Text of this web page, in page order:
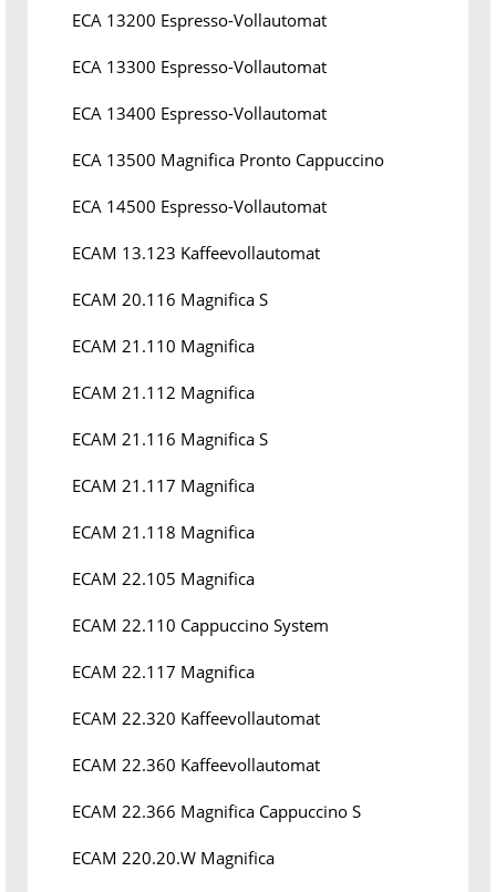
ECA 13200 Espresso-Vollautomat
ECA 13300 Espresso-Vollautomat
ECA 13400 Espresso-Vollautomat
ECA 13500 Magnifica Pronto Cappuccino
ECA 14500 Espresso-Vollautomat
ECAM 13.123 Kaffeevollautomat
ECAM 20.116 Magnifica S
ECAM 21.110 Magnifica
ECAM 21.112 Magnifica
ECAM 21.116 Magnifica S
ECAM 21.117 Magnifica
ECAM 21.118 Magnifica
ECAM 22.105 Magnifica
ECAM 22.110 Cappuccino System
ECAM 22.117 Magnifica
ECAM 22.320 Kaffeevollautomat
ECAM 22.360 Kaffeevollautomat
ECAM 22.366 Magnifica Cappuccino S
ECAM 220.20.W Magnifica